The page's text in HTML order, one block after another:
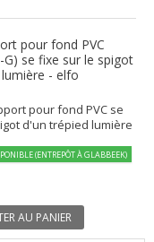
pour fond PVC
G) se fixe sur le spigot
- elfo
pour fond PVC se
d'un trépied lumière
(ENTREPÔT À GLABBEEK)
AU PANIER